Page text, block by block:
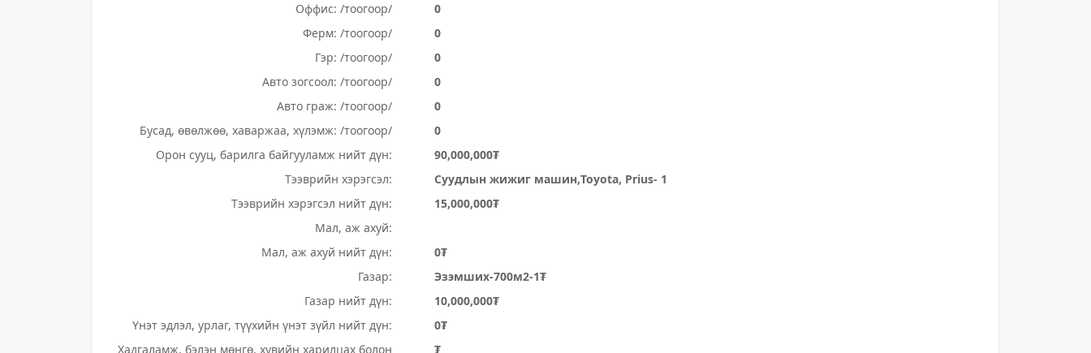
Оффис: /тоогоор/
0
Ферм: /тоогоор/
0
Гэр: /тоогоор/
0
Авто зогсоол: /тоогоор/
0
Авто граж: /тоогоор/
0
Бусад, өвөлжөө, хаваржаа, хүлэмж: /тоогоор/
0
Орон сууц, барилга байгууламж нийт дүн:
90,000,000₮
Тээврийн хэрэгсэл:
Суудлын жижиг машин,Toyota, Prius- 1
Тээврийн хэрэгсэл нийт дүн:
15,000,000₮
Мал, аж ахуй:
Мал, аж ахуй нийт дүн:
0₮
Газар:
Эзэмших-700м2-1₮
Газар нийт дүн:
10,000,000₮
Үнэт эдлэл, урлаг, түүхийн үнэт зүйл нийт дүн:
0₮
Хадгаламж, бэлэн мөнгө, хувийн харилцах болон
₮